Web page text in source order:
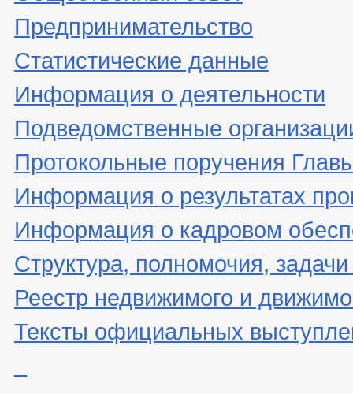
Предпринимательство
Статистические данные
Информация о деятельности
Подведомственные
Протокольные поручения
Информация о результатах
Информация о кадровом
Структура, полномочия,
Реестр недвижимого и
Тексты официальных